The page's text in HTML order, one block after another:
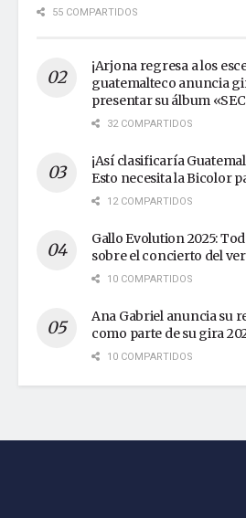
55 COMPARTIDOS
¡Arjona regresa a los
guatemalteco anuncia
presentar su álbum
32 COMPARTIDOS
¡Así clasificaría
Esto necesita la Bicolor
12 COMPARTIDOS
Gallo Evolution 2025:
sobre el concierto del
10 COMPARTIDOS
Ana Gabriel anuncia su
como parte de su gira
10 COMPARTIDOS